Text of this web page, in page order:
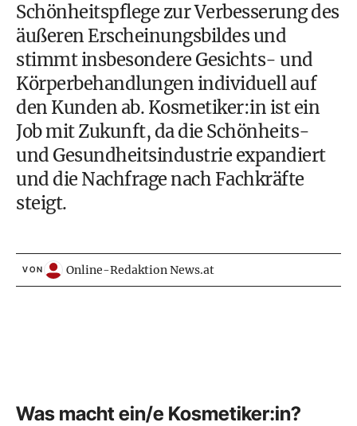
Schönheitspflege zur Verbesserung des
äußeren Erscheinungsbildes und
stimmt insbesondere Gesichts- und
Körperbehandlungen individuell auf
den Kunden ab. Kosmetiker:in ist ein
Job mit Zukunft, da die Schönheits-
und Gesundheitsindustrie expandiert
und die Nachfrage nach Fachkräfte
steigt.
VON Online-Redaktion News.at
Was macht ein/e Kosmetiker:in?